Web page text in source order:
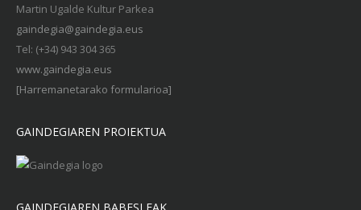
Martin Ugalde Kultur Parkea
gaindegia@gaindegia.eus
Tel: (+34) 943 304 365
www.gaindegia.eus
[Harremanetarako formularioa]
GAINDEGIAREN PROIEKTUA
GAINDEGIAREN BABESLEAK